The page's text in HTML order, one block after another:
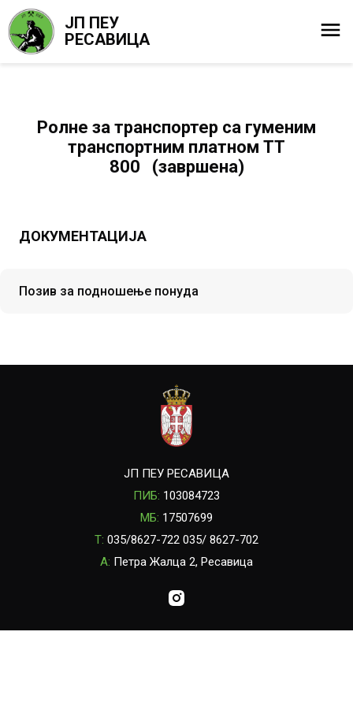
ЈП ПЕУ
РЕСАВИЦА
Ролне за транспортер са гуменим
транспортним платном ТТ
800 (завршена)
ДОКУМЕНТАЦИЈА
Позив за подношење понуда
ЈП ПЕУ РЕСАВИЦА
ПИБ: 103084723
МБ: 17507699
T: 035/8627-722 035/ 8627-702
A: Петра Жалца 2, Ресавица